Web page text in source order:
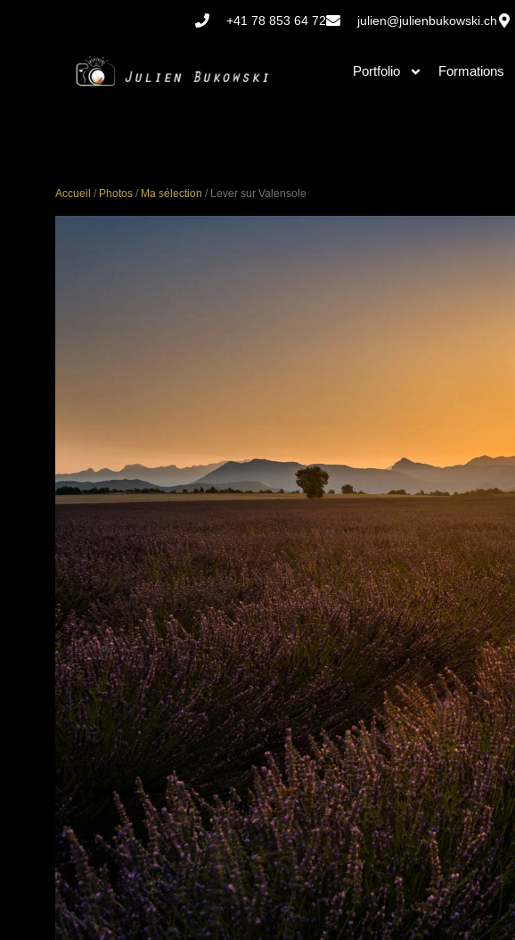
+41 78 853 64 72 julien@julienbukowski.ch
Portfolio Formations
Accueil / Photos / Ma sélection / Lever sur Valensole